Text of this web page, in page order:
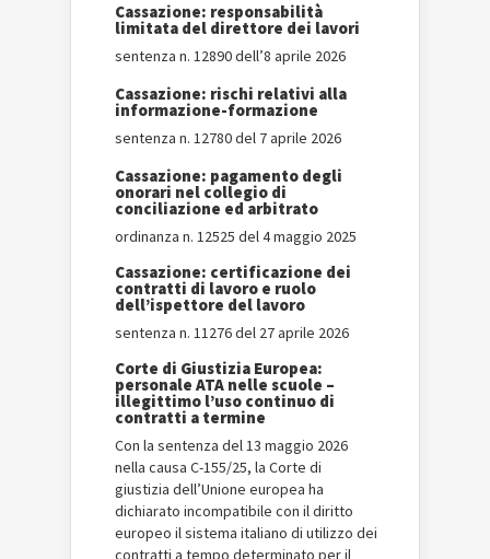
Cassazione: responsabilità
limitata del direttore dei lavori
sentenza n. 12890 dell’8 aprile 2026
Cassazione: rischi relativi alla
informazione-formazione
sentenza n. 12780 del 7 aprile 2026
Cassazione: pagamento degli
onorari nel collegio di
conciliazione ed arbitrato
ordinanza n. 12525 del 4 maggio 2025
Cassazione: certificazione dei
contratti di lavoro e ruolo
dell’ispettore del lavoro
sentenza n. 11276 del 27 aprile 2026
Corte di Giustizia Europea:
personale ATA nelle scuole –
illegittimo l’uso continuo di
contratti a termine
Con la sentenza del 13 maggio 2026
nella causa C-155/25, la Corte di
giustizia dell’Unione europea ha
dichiarato incompatibile con il diritto
europeo il sistema italiano di utilizzo dei
contratti a tempo determinato per il